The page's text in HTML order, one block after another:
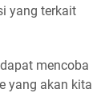
yang terkait
mencoba
yang akan kita